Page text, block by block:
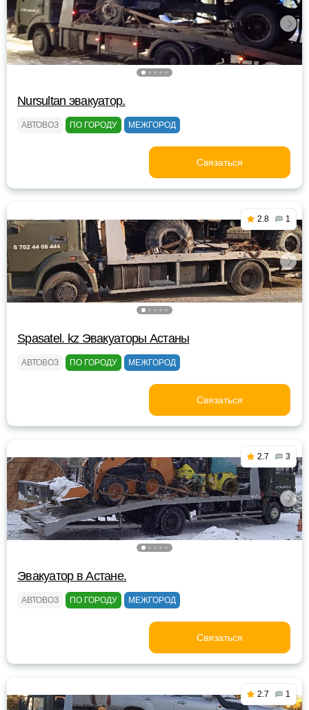
Nursultan эвакуатор.
АВТОВОЗ ПО ГОРОДУ МЕЖГОРОД
Связаться
2.8 1
Spasatel. kz Эвакуаторы Астаны
АВТОВОЗ ПО ГОРОДУ МЕЖГОРОД
Связаться
2.7 3
Эвакуатор в Астане.
АВТОВОЗ ПО ГОРОДУ МЕЖГОРОД
Связаться
2.7 1